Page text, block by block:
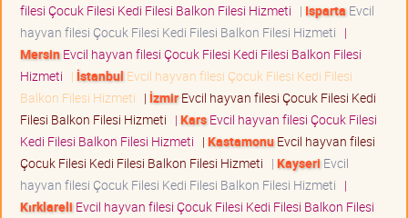
filesi Çocuk Filesi Kedi Filesi Balkon Filesi Hizmeti | Isparta Evcil
hayvan filesi Çocuk Filesi Kedi Filesi Balkon Filesi Hizmeti |
MersinEvcil hayvan filesi Çocuk Filesi Kedi Filesi Balkon Filesi
Hizmeti | İstanbul Evcil hayvan filesi Çocuk Filesi Kedi Filesi
Balkon Filesi Hizmeti | İzmirEvcil hayvan filesi Çocuk Filesi Kedi
Filesi Balkon Filesi Hizmeti | KarsEvcil hayvan filesi Çocuk Filesi
Kedi Filesi Balkon Filesi Hizmeti | KastamonuEvcil hayvan filesi
Çocuk Filesi Kedi Filesi Balkon Filesi Hizmeti | Kayseri Evcil
hayvan filesi Çocuk Filesi Kedi Filesi Balkon Filesi Hizmeti |
Kırklareli Evcil hayvan filesi Çocuk Filesi Kedi Filesi Balkon Filesi